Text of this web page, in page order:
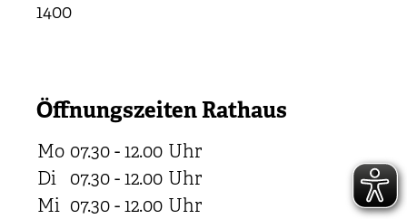
1400
Öffnungszeiten Rathaus
Mo 07.30 - 12.00 Uhr
Di
07.30 - 12.00 Uhr
Mi 07.30 - 12.00 Uhr